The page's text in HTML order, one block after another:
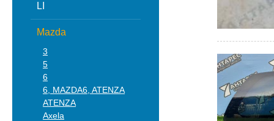
LI
Mazda
3
5
6
6, MAZDA6, ATENZA
ATENZA
Axela